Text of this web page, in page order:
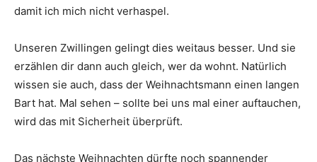
damit ich mich nicht verhaspel.
Unseren Zwillingen gelingt dies weitaus besser. Und sie
erzählen dir dann auch gleich, wer da wohnt. Natürlich
wissen sie auch, dass der Weihnachtsmann einen langen
Bart hat. Mal sehen – sollte bei uns mal einer auftauchen,
wird das mit Sicherheit überprüft.
Das nächste Weihnachten dürfte noch spannender